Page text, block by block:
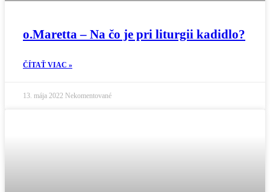
o.Maretta – Na čo je pri liturgii kadidlo?
ČÍTAŤ VIAC »
13. mája 2022 Nekomentované